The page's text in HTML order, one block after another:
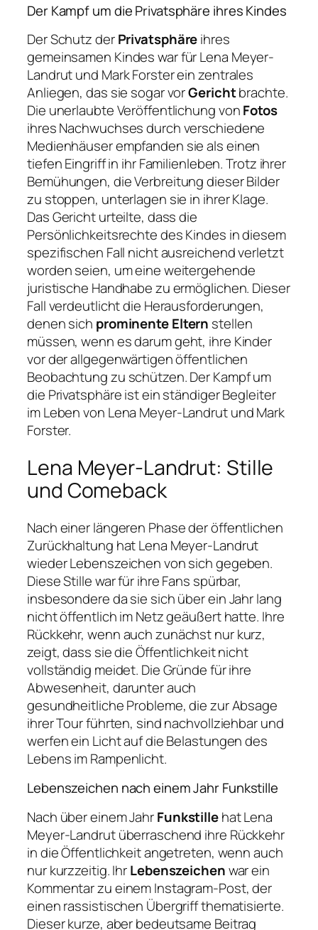
Der Kampf um die Privatsphäre ihres Kindes
Der Schutz derPrivatsphäreihres
gemeinsamen Kindes war für Lena Meyer-
Landrut und Mark Forster ein zentrales
Anliegen, das sie sogar vorGerichtbrachte.
Die unerlaubte Veröffentlichung vonFotos
ihres Nachwuchses durch verschiedene
Medienhäuser empfanden sie als einen
tiefen Eingriff in ihr Familienleben. Trotz ihrer
Bemühungen, die Verbreitung dieser Bilder
zu stoppen, unterlagen sie in ihrer Klage.
Das Gericht urteilte, dass die
Persönlichkeitsrechte des Kindes in diesem
spezifischen Fall nicht ausreichend verletzt
worden seien, um eine weitergehende
juristische Handhabe zu ermöglichen. Dieser
Fall verdeutlicht die Herausforderungen,
denen sich prominente Eltern stellen
müssen, wenn es darum geht, ihre Kinder
vor der allgegenwärtigen öffentlichen
Beobachtung zu schützen. Der Kampf um
die Privatsphäre ist ein ständiger Begleiter
im Leben von Lena Meyer-Landrut und Mark
Forster.
Lena Meyer-Landrut: Stille
und Comeback
Nach einer längeren Phase der öffentlichen
Zurückhaltung hat Lena Meyer-Landrut
wieder Lebenszeichen von sich gegeben.
Diese Stille war für ihre Fans spürbar,
insbesondere da sie sich über ein Jahr lang
nicht öffentlich im Netz geäußert hatte. Ihre
Rückkehr, wenn auch zunächst nur kurz,
zeigt, dass sie die Öffentlichkeit nicht
vollständig meidet. Die Gründe für ihre
Abwesenheit, darunter auch
gesundheitliche Probleme, die zur Absage
ihrer Tour führten, sind nachvollziehbar und
werfen ein Licht auf die Belastungen des
Lebens im Rampenlicht.
Lebenszeichen nach einem Jahr Funkstille
Nach über einem JahrFunkstillehat Lena
Meyer-Landrut überraschend ihre Rückkehr
in die Öffentlichkeit angetreten, wenn auch
nur kurzzeitig. IhrLebenszeichenwar ein
Kommentar zu einem Instagram-Post, der
einen rassistischen Übergriff thematisierte.
Dieser kurze, aber bedeutsame Beitrag